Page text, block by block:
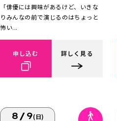
「俳優には興味があるけど、いきな
りみんなの前で演じるのはちょっと
怖い...
申し込む 詳しく見る
8/9(日)